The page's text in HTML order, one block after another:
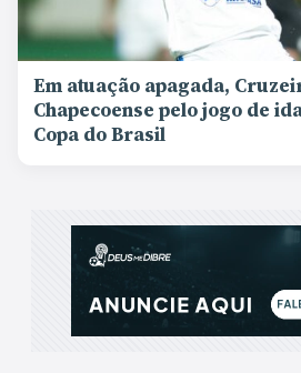
Em atuação apagada,
Chapecoense pelo jogo de
Copa do Brasil